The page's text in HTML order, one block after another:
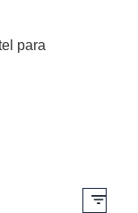
para